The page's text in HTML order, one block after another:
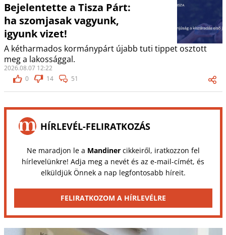
Bejelentette a Tisza Párt:
ha szomjasak vagyunk,
igyunk vizet!
A kétharmados kormánypárt újabb tuti tippet osztott
meg a lakossággal.
2026.08.07 12:22
0
14 51
HÍRLEVÉL-FELIRATKOZÁS
Ne maradjon le a Mandinercikkeiről, iratkozzon fel
hírlevelünkre! Adja meg a nevét és az e-mail-címét, és
elküldjük Önnek a nap legfontosabb híreit.
FELIRATKOZOM A HÍRLEVÉLRE